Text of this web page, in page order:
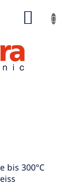
bis 300°C